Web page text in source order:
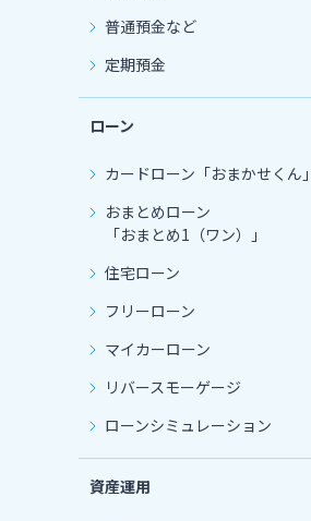
普通預金など
定期預金
ローン
カードローン 「おまかせくん」
おまとめローン
「おまとめ1（ワン）」
住宅ローン
フリーローン
マイカーローン
リバースモーゲージ
ローンシミュレーション
資産運用